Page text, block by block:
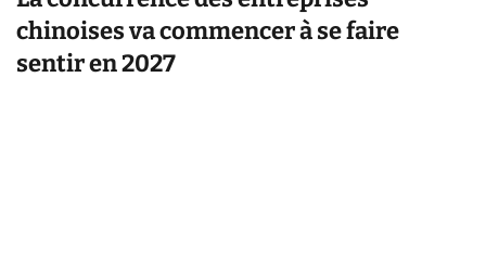
chinoises va commencer à se faire
sentir en 2027